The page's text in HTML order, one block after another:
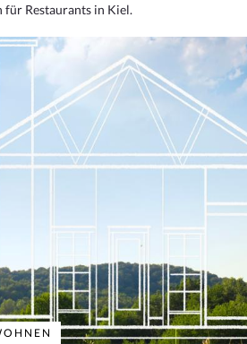
für Restaurants in Kiel.